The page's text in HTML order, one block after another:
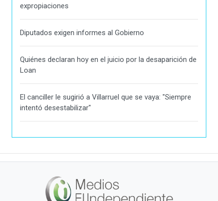
expropiaciones
Diputados exigen informes al Gobierno
Quiénes declaran hoy en el juicio por la desaparición de
Loan
El canciller le sugirió a Villarruel que se vaya: "Siempre
intentó desestabilizar"